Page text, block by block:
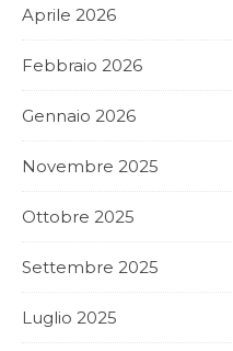
Aprile 2026
Febbraio 2026
Gennaio 2026
Novembre 2025
Ottobre 2025
Settembre 2025
Luglio 2025